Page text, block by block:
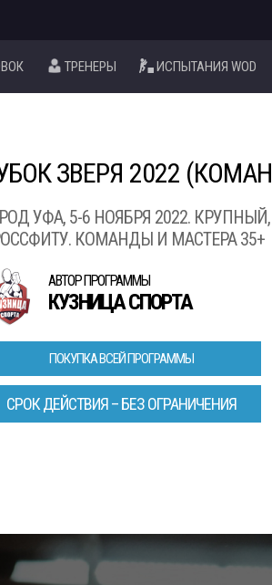
ТРЕНЕРЫ ИСПЫТАНИЯ WOD
ЗВЕРЯ 2022
УФА, 5-6 НОЯБРЯ 2022.
КОМАНДЫ И МАСТЕРА 35+
АВТОР ПРОГРАММЫ
КУЗНИЦА СПОРТА
ПОКУПКА ВСЕЙ ПРОГРАММЫ
СРОК ДЕЙСТВИЯ – БЕЗ ОГРАНИЧЕНИЯ